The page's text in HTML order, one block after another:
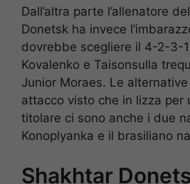
Dall’altra parte l’allenatore
Donetsk ha invece
dovrebbe scegliere il 4-2-3-
Kovalenko e Taisonsulla
Junior Moraes. Le
attacco visto che in lizza per
titolare ci sono anche i due
Konoplyanka e il brasiliano
Shakhtar